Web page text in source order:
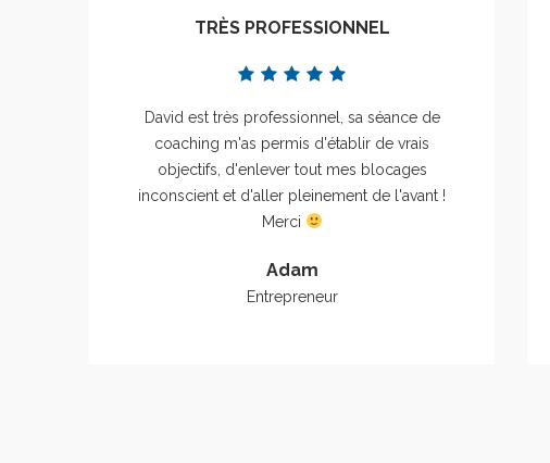
TRÈS PROFESSIONNEL
David est très professionnel, sa séance de
coaching m'as permis d'établir de vrais
objectifs, d'enlever tout mes blocages
inconscient et d'aller pleinement de l'avant !
Merci
Adam
Entrepreneur